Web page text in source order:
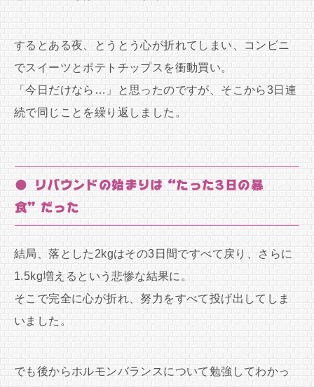
するとある夜、とうとう心が折れてしまい、コンビニ
でスイーツとポテトチップスを衝動買い。
「今日だけなら…」と思ったのですが、そこから3日連
続で同じことを繰り返しました。
● リバウンドの始まりは“たった3日の暴
食”だった
結局、落とした2kgはその3日間ですべて戻り、さらに
1.5kg増えるという悲惨な結果に。
そこで完全に心が折れ、努力をすべて投げ出してしま
いました。
でも後からホルモンバランスについて勉強してわかっ